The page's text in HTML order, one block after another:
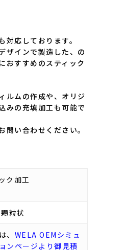
対応しております。
ザインで製造した、の
おすすめのスティック
ルムの作成や、オリジ
みの充填加工も可能で
問い合わせください。
ク加工
粒状
、 WELA OEMシミュ
ンページより御見積